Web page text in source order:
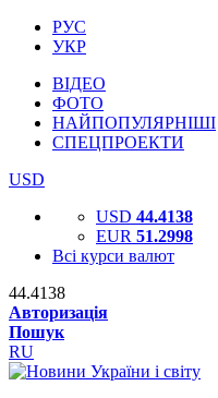
РУС
УКР
ВІДЕО
ФОТО
НАЙПОПУЛЯРНІШІ
СПЕЦПРОЕКТИ
USD
USD 44.4138
EUR 51.2998
Всі курси валют
44.4138
Авторизація
Пошук
RU